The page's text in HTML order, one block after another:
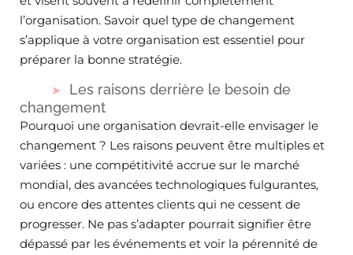
l’organisation. Savoir quel type de changement
s’applique à votre organisation est essentiel pour
préparer la bonne stratégie.
Les raisons derrière le besoin de
changement
Pourquoi une organisation devrait-elle envisager le
changement ? Les raisons peuvent être multiples et
variées : une compétitivité accrue sur le marché
mondial, des avancées technologiques fulgurantes,
ou encore des attentes clients qui ne cessent de
progresser. Ne pas s’adapter pourrait signifier être
dépassé par les événements et voir la pérennité de